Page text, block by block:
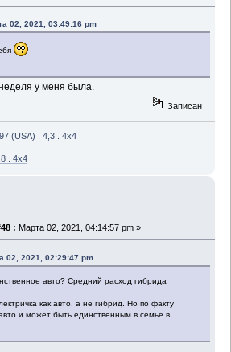
02, 2021, 03:49:16 pm
у меня была.
Записан
(USA) . 4,3 . 4x4
. 4x4
: Марта 02, 2021, 04:14:57 pm »
02, 2021, 02:29:47 pm
авто? Средний расход гибрида
как авто, а не гибрид. Но по факту
и может быть единственным в семье в